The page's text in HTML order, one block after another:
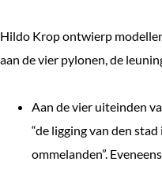
Hildo Krop ontwierp
aan de vier pylonen, de
Aan de vier uiteinden
“de ligging van den
ommelanden”.